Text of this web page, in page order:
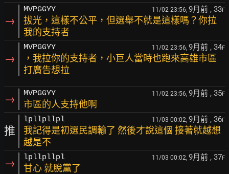
→
MVPGGYY 11/02 23:56, 9月前 , 33F
拔光，這樣不公平，但選舉不就是這樣嗎？你拉
我的支持者
→
MVPGGYY 11/02 23:56, 9月前 , 34F
，我拉你的支持者，小巨人當時也跑來高雄市區
打廣告想拉
→ MVPGGYY 11/02 23:56, 9月前 , 35F
市區的人支持他啊
推
lpllpllpl 11/03 00:02, 9月前 , 36F
我記得是初選民調輸了 然後才說這個 接著就越想
越是不
→ lpllpllpl 11/03 00:02, 9月前 , 37F
甘心 就脫黨了